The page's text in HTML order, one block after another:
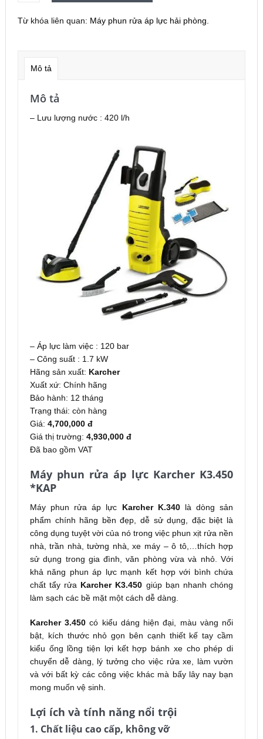
áp
lượng
Từ khóa liên quan: Máy phun rửa áp lực hải phòng
Mô tả
Mô tả
– Lưu lượng nước : 420 l/h
– Áp lực làm việc : 120 bar
– Công suất : 1.7 kW
Hãng sản xuất: Karcher
Xuất xứ: Chính hãng
Bảo hành: 12 tháng
Trạng thái: còn hàng
Giá: 4,700,000 đ
Giá thị trường: 4,930,000 đ
Đã bao gồm VAT
Máy phun rửa áp lực Karcher K3.450
*KAP
Máy phun rửa áp lực Karcher K.340là dòng sản
phẩm chính hãng bền đẹp, dễ sử dụng, đặc biệt là
công dụng tuyệt vời của nó trong việc phun xịt rửa nền
nhà, trần nhà, tường nhà, xe máy – ô tô,…thích hợp
sử dụng trong gia đình, văn phòng vừa và nhỏ. Với
khả năng phun áp lực mạnh kết hợp với bình chứa
chất tẩy rửa Karcher K3.450 giúp bạn nhanh chóng
làm sạch các bề mặt một cách dễ dàng.
Karcher 3.450 có kiểu dáng hiện đại, màu vàng nổi
bật, kích thước nhỏ gọn bên cạnh thiết kế tay cầm
kiểu ống lồng tiện lợi kết hợp bánh xe cho phép di
chuyển dễ dàng, lý tưởng cho việc rửa xe, làm vườn
và với bất kỳ các công việc khác mà bấy lây nay bạn
mong muốn vệ sinh.
Lợi ích và tính năng nổi trội
1. Chất liệu cao cấp, không vỡ